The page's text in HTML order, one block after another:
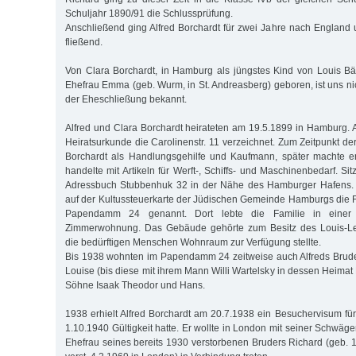
Schuljahr 1890/91 die Schlussprüfung.
Anschließend ging Alfred Borchardt für zwei Jahre nach England
fließend.
Von Clara Borchardt, in Hamburg als jüngstes Kind von Louis
Ehefrau Emma (geb. Wurm, in St. Andreasberg) geboren, ist uns
der Eheschließung bekannt.
Alfred und Clara Borchardt heirateten am 19.5.1899 in Hamburg.
Heiratsurkunde die Carolinenstr. 11 verzeichnet. Zum Zeitpunkt
Borchardt als Handlungsgehilfe und Kaufmann, später machte
handelte mit Artikeln für Werft-, Schiffs- und Maschinenbedarf.
Adressbuch Stubbenhuk 32 in der Nähe des Hamburger
auf der Kultussteuerkarte der Jüdischen Gemeinde Hamburgs die
Papendamm 24 genannt. Dort lebte die Familie in
Zimmerwohnung. Das Gebäude gehörte zum Besitz des Louis-
die bedürftigen Menschen Wohnraum zur Verfügung stellte.
Bis 1938 wohnten im Papendamm 24 zeitweise auch Alfreds
Louise (bis diese mit ihrem Mann Willi Wartelsky in dessen
Söhne Isaak Theodor und Hans.
1938 erhielt Alfred Borchardt am 20.7.1938 ein Besuchervisum
1.10.1940 Gültigkeit hatte. Er wollte in London mit seiner
Ehefrau seines bereits 1930 verstorbenen Bruders Richard (geb.